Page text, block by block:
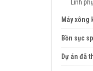
Linh
Máy xông
Bồn sục
Dự án đã